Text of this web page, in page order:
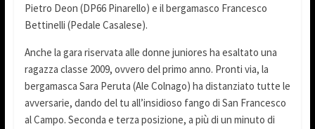
Pietro Deon (DP66 Pinarello) e il bergamasco Francesco
Bettinelli (Pedale Casalese).
Anche la gara riservata alle donne juniores ha esaltato una
ragazza classe 2009, ovvero del primo anno. Pronti via, la
bergamasca Sara Peruta (Ale Colnago) ha distanziato tutte le
avversarie, dando del tu all’insidioso fango di San Francesco
al Campo. Seconda e terza posizione, a più di un minuto di